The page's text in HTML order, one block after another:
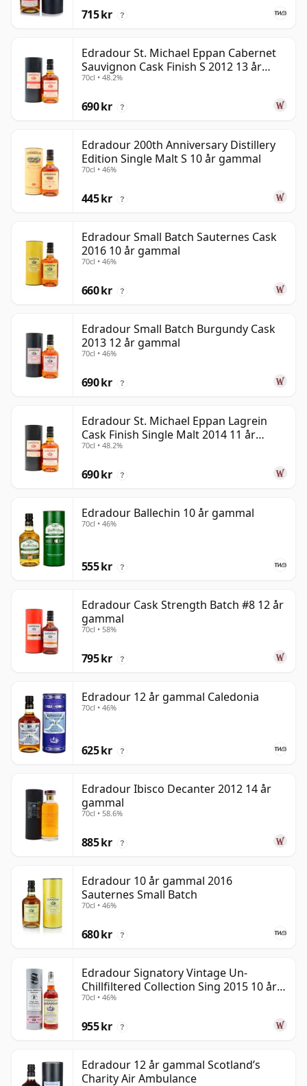
715 kr ?
Edradour St. Michael Eppan Cabernet
Sauvignon Cask Finish S 2012 13 år
gammal
70cl • 48.2%
690 kr ?
Edradour 200th Anniversary Distillery
Edition Single Malt S 10 år gammal
70cl • 46%
445 kr ?
Edradour Small Batch Sauternes Cask
2016 10 år gammal
70cl • 46%
660 kr ?
Edradour Small Batch Burgundy Cask
2013 12 år gammal
70cl • 46%
690 kr ?
Edradour St. Michael Eppan Lagrein
Cask Finish Single Malt 2014 11 år
gammal
70cl • 48.2%
690 kr ?
Edradour Ballechin 10 år gammal
70cl • 46%
555 kr ?
Edradour Cask Strength Batch #8 12 år
gammal
70cl • 58%
795 kr ?
Edradour 12 år gammal Caledonia
70cl • 46%
625 kr ?
Edradour Ibisco Decanter 2012 14 år
gammal
70cl • 58.6%
885 kr ?
Edradour 10 år gammal 2016
Sauternes Small Batch
70cl • 46%
680 kr ?
Edradour Signatory Vintage Un-
Chillfiltered Collection Sing 2015 10 år
gammal
70cl • 46%
955 kr ?
Edradour 12 år gammal Scotland’s
Charity Air Ambulance